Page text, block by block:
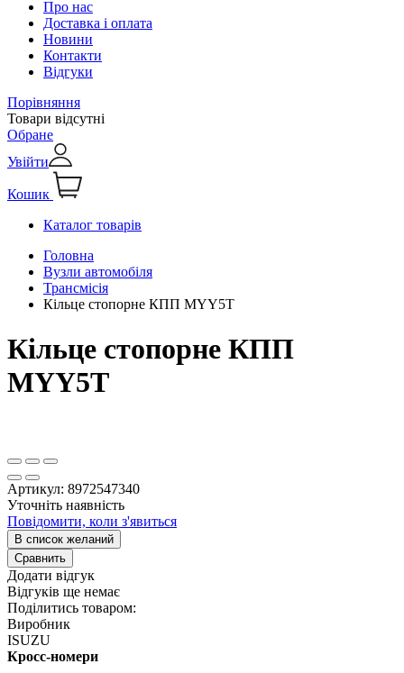
Про нас
Доставка і оплата
Новини
Контакти
Відгуки
Порівняння
Товари відсутні
Обране
Увійти
Кошик
Каталог товарів
Головна
Вузли автомобіля
Трансмісія
Кільце стопорне КПП MYY5T
Кільце стопорне КПП
MYY5T
Артикул: 8972547340
Уточніть наявність
Повідомити, коли з'явиться
В список желаний
Сравнить
Додати відгук
Відгуків ще немає
Поділитись товаром:
Виробник
ISUZU
Кросс-номери